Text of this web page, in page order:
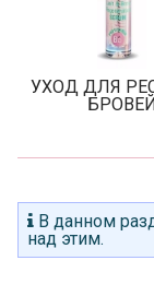
УХОД ДЛЯ
В данном
над этим.